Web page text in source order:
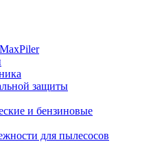
защиты
и бензиновые
для пылесосов